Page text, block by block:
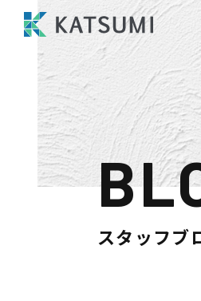
モデルハウス
スタッフブ